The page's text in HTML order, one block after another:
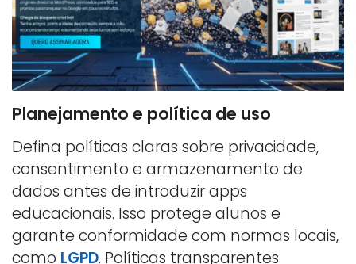
Planejamento e política de uso
Defina políticas claras sobre privacidade,
consentimento e armazenamento de
dados antes de introduzir apps
educacionais. Isso protege alunos e
garante conformidade com normas locais,
como LGPD. Políticas transparentes